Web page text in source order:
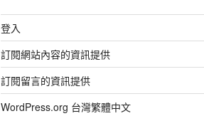
登入
訂閱網站內容的資訊提供
訂閱留言的資訊提供
WordPress.org 台灣繁體中文